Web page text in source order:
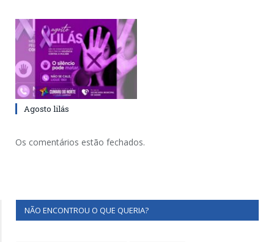
Agosto lilás
Os comentários estão fechados.
NÃO ENCONTROU O QUE QUERIA?